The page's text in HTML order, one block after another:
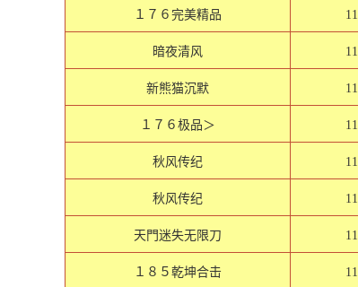
１７６完美精品
暗夜清风
新熊猫沉默
１７６极品＞
秋风传纪
秋风传纪
天門迷失无限刀
１８５乾坤合击